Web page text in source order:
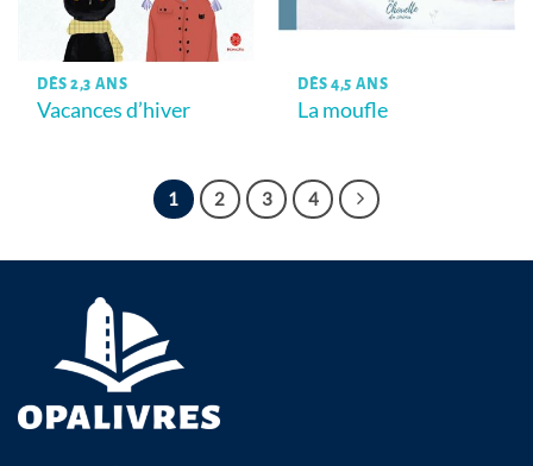
DÈS 2,3 ANS
Vacances d’hiver
DÈS 4,5 ANS
La moufle
1 2 3 4